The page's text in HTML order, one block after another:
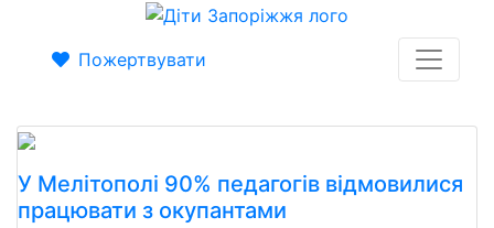
Пожертвувати
У Мелітополі 90% педагогів відмовилися
працювати з окупантами